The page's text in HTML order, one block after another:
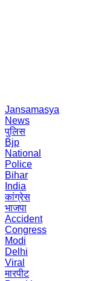
Jansamasya
News
पुलिस
Bjp
National
Police
Bihar
India
कांग्रेस
भाजपा
Accident
Congress
Modi
Delhi
Viral
मारपीट